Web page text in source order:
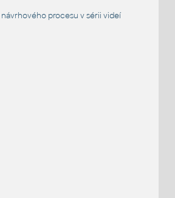
návrhového procesu v sérii videí